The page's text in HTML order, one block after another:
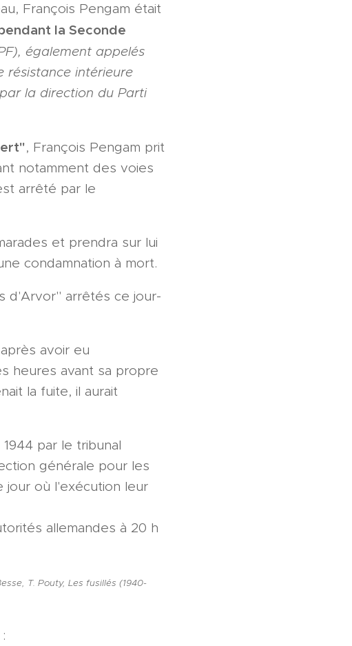
François Pengam était
la Seconde
également appelés
résistance intérieure
la direction du Parti
, François Pengam prit
notamment des voies
arrêté par le
et prendra sur lui
condamnation à mort.
d'Arvor" arrêtés ce jour-
avoir eu
heures avant sa propre
la fuite, il aurait
par le tribunal
générale pour les
où l'exécution leur
allemandes à 20 h
T. Pouty, Les fusillés (1940-